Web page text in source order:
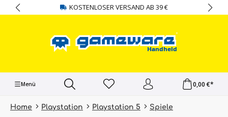
springen KOSTENLOSER VERSAND AB 39 €
Menü 0,00 €*
Home Playstation Playstation 5 Spiele